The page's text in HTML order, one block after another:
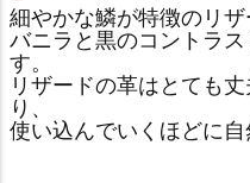
細やかな鱗が特徴のリザ
バニラと黒のコントラ
す。
リザードの革はとても
り、
使い込んでいくほどに自